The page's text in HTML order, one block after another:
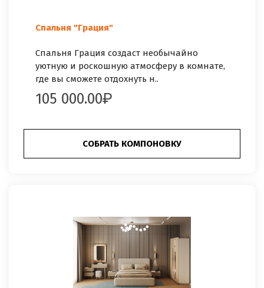
Спальня "Грация"
Спальня Грация создаст необычайно
уютную и роскошную атмосферу в комнате,
где вы сможете отдохнуть н..
105 000.00
СОБРАТЬ КОМПОНОВКУ